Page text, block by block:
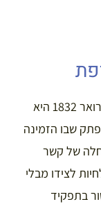
אולם נחזור לויקטור הוגו וזו’לייט. ב 16 בפברואר 1832 היא
שבו הזמינה
של קשר
לצידו מבלי
בתפקיד